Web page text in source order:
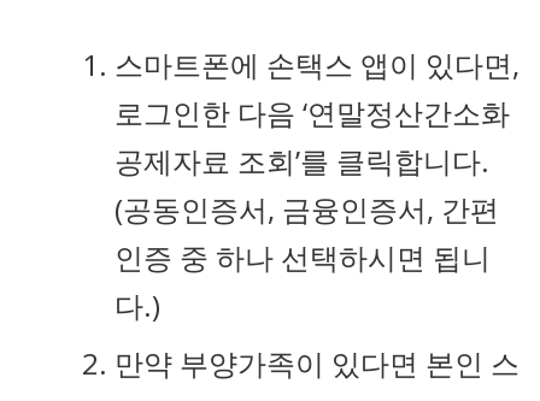
스마트폰에 손택스 앱이 있다면,
로그인한 다음 ‘연말정산간소화
공제자료 조회’를 클릭합니다.
(공동인증서, 금융인증서, 간편
인증 중 하나 선택하시면 됩니
다.)
만약 부양가족이 있다면 본인 스